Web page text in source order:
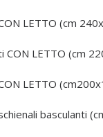
LETTO (cm
CON LETTO (cm
LETTO
basculanti